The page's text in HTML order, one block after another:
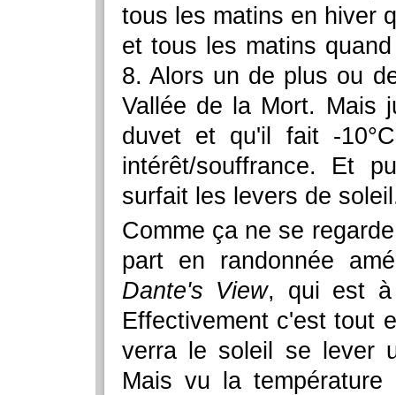
tous les matins en hiver
et tous les matins
8. Alors un de plus ou
Vallée de la Mort. Mais
duvet et qu'il fait -
intérêt/souffrance. Et
surfait les levers de
Comme ça ne se
part en randonnée
Dante's View, qui est à
Effectivement c'est tout
verra le soleil se lever
Mais vu la